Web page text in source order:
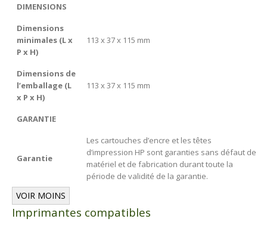
DIMENSIONS
Dimensions
minimales (L x
P x H)
113 x 37 x 115 mm
Dimensions de
l’emballage (L
x P x H)
113 x 37 x 115 mm
GARANTIE
Garantie
Les cartouches d’encre et les têtes
d’impression HP sont garanties sans défaut de
matériel et de fabrication durant toute la
période de validité de la garantie.
VOIR MOINS
Imprimantes compatibles